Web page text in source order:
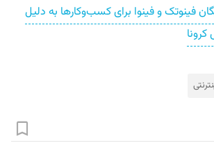
فینوتک و فینوا برای کسب‌وکارها به دلیل